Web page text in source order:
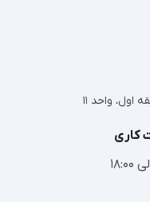
واحد 11
کاری